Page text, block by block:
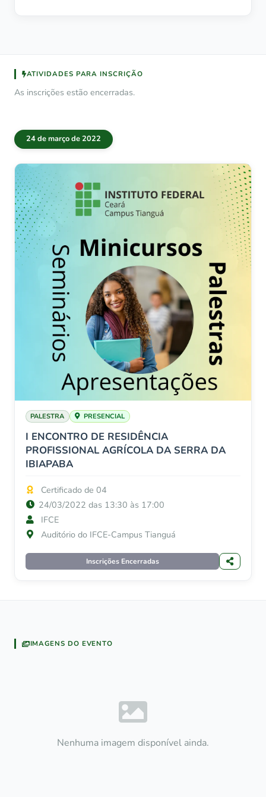
ATIVIDADES PARA INSCRIÇÃO
As inscrições estão encerradas.
24 de março de 2022
PALESTRA PRESENCIAL
I ENCONTRO DE RESIDÊNCIA
PROFISSIONAL AGRÍCOLA DA SERRA DA
IBIAPABA
Certificado de 04
24/03/2022 das 13:30 às 17:00
IFCE
Auditório do IFCE-Campus Tianguá
Inscrições Encerradas
IMAGENS DO EVENTO
Nenhuma imagem disponível ainda.